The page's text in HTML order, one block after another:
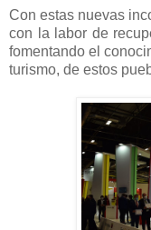
Con estas nuevas
con la labor de
fomentando el
turismo, de estos